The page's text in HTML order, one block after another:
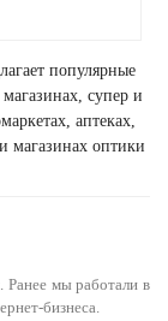
популярные
супер и
аптеках,
магазинах оптики
мы работали в
бизнеса.